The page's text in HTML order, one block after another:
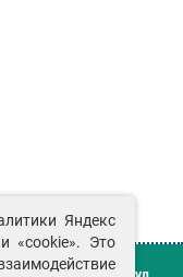
Яндекс
«cookie». Это